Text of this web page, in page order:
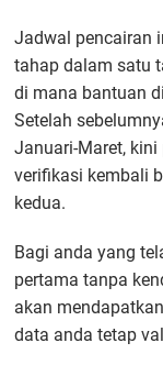
Jadwal pencairan
tahap dalam satu
di mana bantuan
Setelah
Januari-Maret,
verifikasi kembali
kedua.
Bagi anda yang
pertama tanpa
akan
data anda tetap